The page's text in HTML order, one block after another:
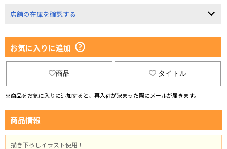
店舗の在庫を確認する
お気に入りに追加
商品 タイトル
※商品をお気に入りに追加すると、再入荷が決まった際にメールが届きます。
商品情報
描き下ろしイラスト使用！